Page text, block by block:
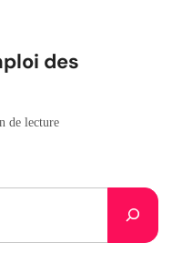
des
de lecture